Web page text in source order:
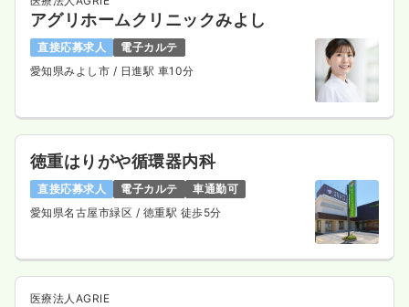
アグリホームクリニックみよし
直接応募求人
電子カルテ
愛知県みよし市 / 日進駅 車10分
徳重はりがや循環器内科
直接応募求人 電子カルテ
車通勤可
愛知県名古屋市緑区 / 徳重駅 徒歩5分
医療法人AGRIE